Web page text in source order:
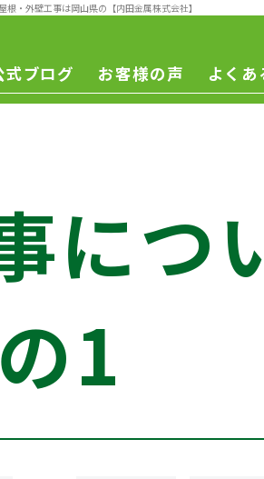
根・外壁工事は岡山県の【内田金属株式会社】
式ブログ お客様の声 よくあ
につ
1